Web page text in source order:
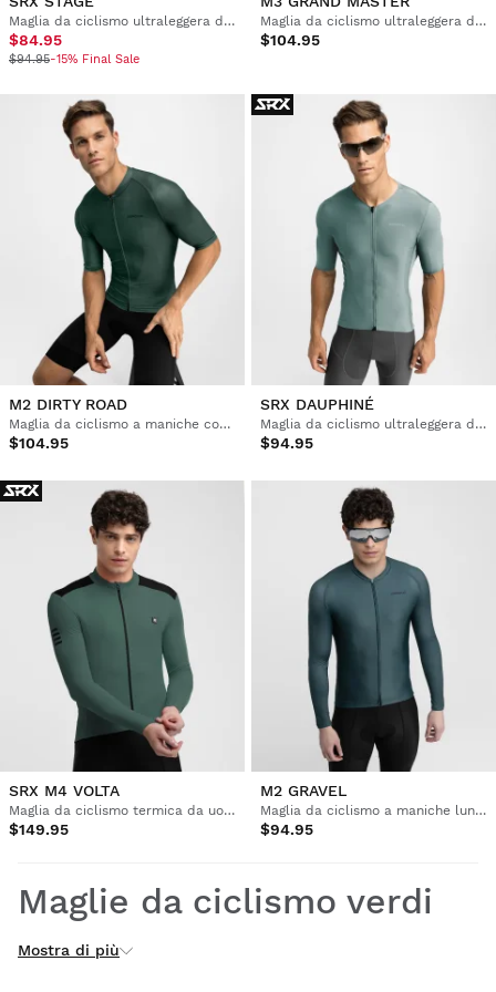
Maglia da ciclismo ultraleggera da uomo
$84.95
$94.95-15% Final Sale
Maglia da ciclismo ultraleggera da uomo
$104.95
M2 DIRTY ROAD
Maglia da ciclismo a maniche corte uomo
$104.95
SRX DAUPHINÉ
Maglia da ciclismo ultraleggera da uomo
$94.95
SRX M4 VOLTA
Maglia da ciclismo termica da uomo
$149.95
M2 GRAVEL
Maglia da ciclismo a maniche lunghe uomo
$94.95
Maglie da ciclismo verdi
Esplorate la nostra collezione di maglie da ciclismo verdi, la
Mostra di più